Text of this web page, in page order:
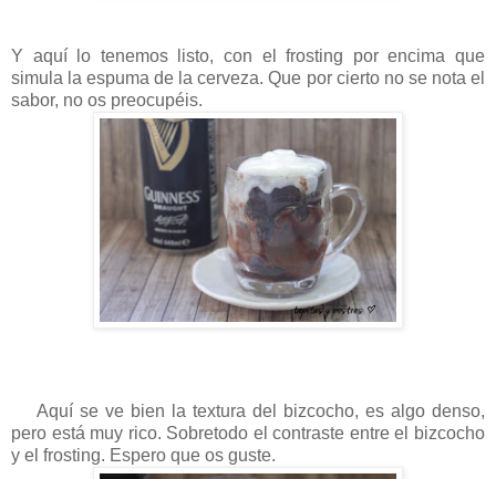
Y aquí lo tenemos listo, con el frosting por encima que
simula la espuma de la cerveza. Que por cierto no se nota el
sabor, no os preocupéis.
Aquí se ve bien la textura del bizcocho, es algo denso,
pero está muy rico. Sobretodo el contraste entre el bizcocho
y el frosting. Espero que os guste.